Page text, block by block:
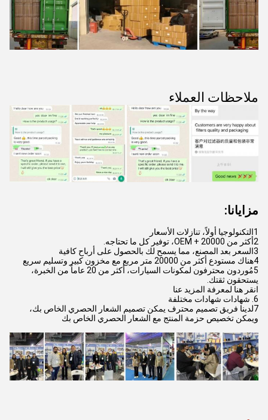
ملاحظات العملاء
مزايانا:
1التكنولوجيا أولاً، تنازلات الأسعار
2أكثر من 20000 + OEM، توفير كل ما تحتاجه.
3السعر بعد المصنع، مما يسمح لك بالحصول على أرباح كافية
4هناك مستودع أكثر من 20000 متر مربع مع مخزون كبير وتسليم سريع
5مُوردون محترفون لمكونات السيارات، أكثر من 20 عاماً من الخبرة،
يستحقون ثقتك.
انقر هنا لمعرفة المزيد عنا
6. شهادات شهادات مختلفة
7لدينا فريق تصميم محترف يمكن تصميم الشعار الحصري الخاص بك،
ويمكن تخصيص حزمة المنتج مع الشعار الحصري الخاص بك